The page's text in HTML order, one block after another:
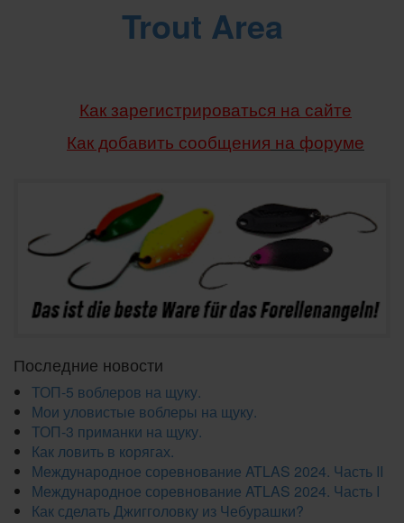
Trout Area
Как зарегистрироваться на сайте
Как добавить сообщения на форуме
Последние новости
ТОП-5 воблеров на щуку.
Мои уловистые воблеры на щуку.
ТОП-3 приманки на щуку.
Как ловить в корягах.
Международное соревнование ATLAS 2024. Часть II
Международное соревнование ATLAS 2024. Часть I
Как сделать Джигголовку из Чебурашки?